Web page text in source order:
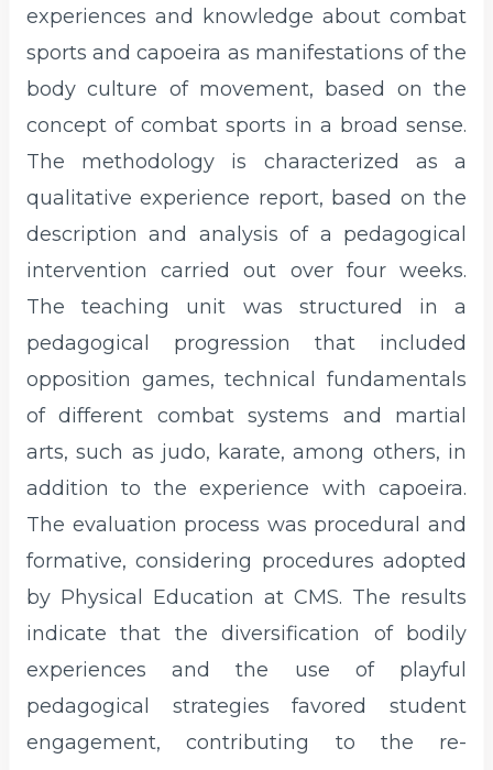
experiences and knowledge about combat
sports and capoeira as manifestations of the
body culture of movement, based on the
concept of combat sports in a broad sense.
The methodology is characterized as a
qualitative experience report, based on the
description and analysis of a pedagogical
intervention carried out over four weeks.
The teaching unit was structured in a
pedagogical progression that included
opposition games, technical fundamentals
of different combat systems and martial
arts, such as judo, karate, among others, in
addition to the experience with capoeira.
The evaluation process was procedural and
formative, considering procedures adopted
by Physical Education at CMS. The results
indicate that the diversification of bodily
experiences and the use of playful
pedagogical strategies favored student
engagement, contributing to the re-